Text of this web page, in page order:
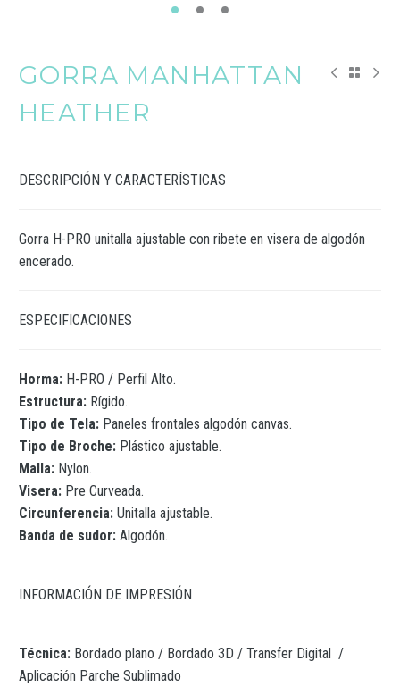
GORRA MANHATTAN
HEATHER
DESCRIPCIÓN Y CARACTERÍSTICAS
Gorra H-PRO unitalla ajustable con ribete en visera de algodón
encerado.
ESPECIFICACIONES
Horma: H-PRO / Perfil Alto.
Estructura: Rígido.
Tipo de Tela: Paneles frontales algodón canvas.
Tipo de Broche: Plástico ajustable.
Malla: Nylon.
Visera: Pre Curveada.
Circunferencia: Unitalla ajustable.
Banda de sudor: Algodón.
INFORMACIÓN DE IMPRESIÓN
Técnica: Bordado plano / Bordado 3D / Transfer Digital /
Aplicación Parche Sublimado